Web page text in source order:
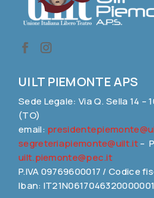
UILT PIEMONTE APS
Sede Legale: Via Q. Sella 14 –
(TO)
email:
segreteriapiemonte@uilt.it–
uilt.piemonte@pec.it
P.IVA 09769600017 / Codice
Iban: